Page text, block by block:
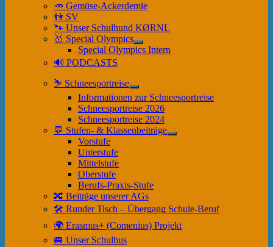
🥕 Gemüse-Ackerdemie
👫 SV
🐾 Unser Schulhund KØRNL
🥇 Special Olympics
Untermenü
anzeigen
Special Olympics Intern
🔊 PODCASTS
⛷ Schneesportreise
Untermenü
anzeigen
Informationen zur Schneesportreise
Schneesportreise 2026
Schneesportreise 2024
💬 Stufen- & Klassenbeiträge
Untermenü
Vorstufe
Unterstufe
Mittelstufe
Oberstufe
Berufs-Praxis-Stufe
🔀 Beiträge unserer AGs
🛠 Runder Tisch – Übergang Schule-Beruf
🌍 Erasmus+ (Comenius) Projekt
🚐 Unser Schulbus